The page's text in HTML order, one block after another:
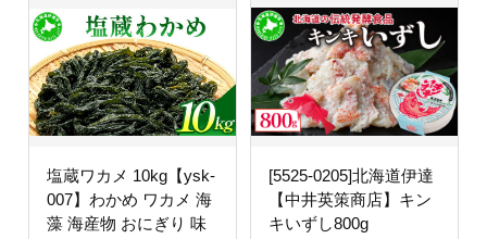
塩蔵ワカメ 10kg【ysk-
007】わかめ ワカメ 海
藻 海産物 おにぎり 味
[5525-0205]北海道伊達
【中井英策商店】キン
キいずし800g